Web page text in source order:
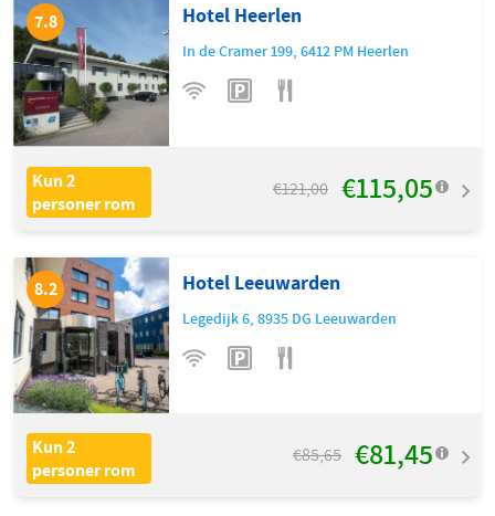
8.2 Hotel Leeuwarden
Legedijk 6,8935 DG Leeuwarden
Kun 2
personer rom
€85,65 €81,45
7.8 Hotel Heerlen
In de Cramer 199,6412 PM Heerlen
Kun 2
personer rom
€121,00 €115,05